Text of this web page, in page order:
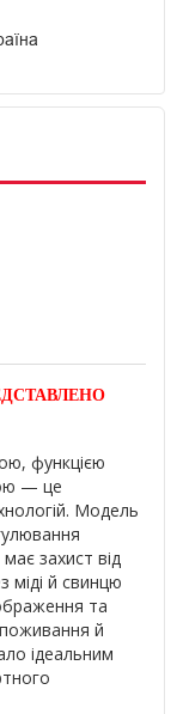
функцією
— це
Модель
захист від
міді й свинцю
та
й
ідеальним